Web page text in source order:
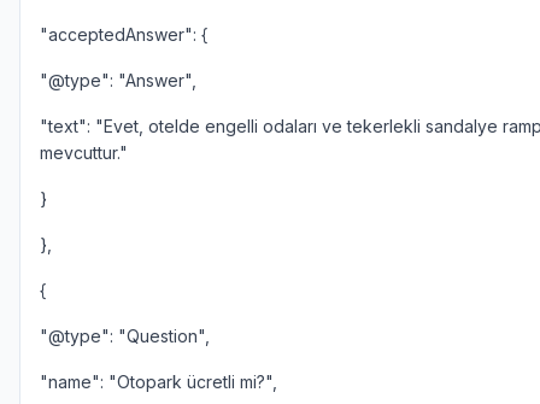
"acceptedAnswer": {
"@type": "Answer",
"text": "Evet, otelde engelli odaları ve tekerlekli sandalye
mevcuttur."
}
},
{
"@type": "Question",
"name": "Otopark ücretli mi?",